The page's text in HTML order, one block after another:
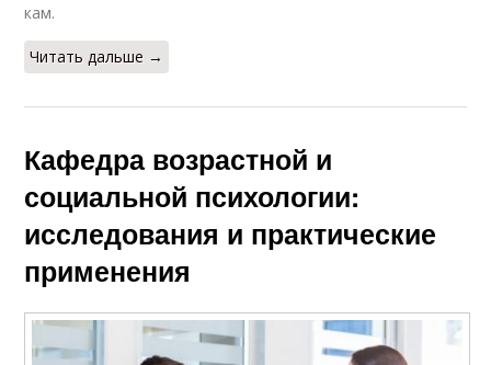
кам.
Читать дальше →
Кафедра возрастной и
социальной психологии:
исследования и практические
применения